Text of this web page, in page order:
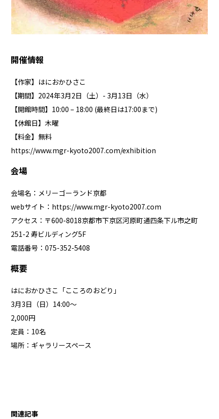
​開催情報
【作家】はにおかひさこ
【期間】2024年3月2日（土）- 3月13日（水）
【開館時間】10:00 – 18:00 (​最終日は17:00まで)
【休館日】木曜
【料金】無料
https://www.mgr-kyoto2007.com/exhibition
会場
会場名：メリーゴーランド京都
webサイト： https://www.mgr-kyoto2007.com
アクセス：〒600-8018京都市下京区河原町通四条下ル市之町
251-2 寿ビルディング5F
電話番号：075-352-5408
概要
はにおかひさこ「こころのおどり」
3月3日（日）14:00〜
2,000円
定員：10名
場所：ギャラリースペース
関連記事